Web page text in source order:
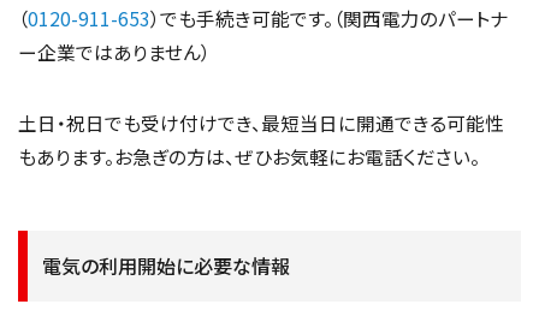
（0120-911-653）でも手続き可能です。（関西電力のパートナ
ー企業ではありません）
土日・祝日でも受け付けでき、最短当日に開通できる可能性
もあります。お急ぎの方は、ぜひお気軽にお電話ください。
電気の利用開始に必要な情報